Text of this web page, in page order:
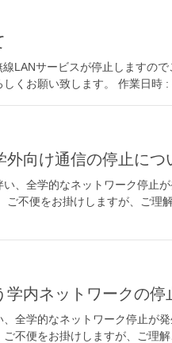
LANサービスが停止しますの
くお願い致します。 作業日
向け通信の停止につ
、全学的なネットワーク停止
不便をお掛けしますが、ご理
内ネットワークの停
全学的なネットワーク停止が
不便をお掛けしますが、ご理